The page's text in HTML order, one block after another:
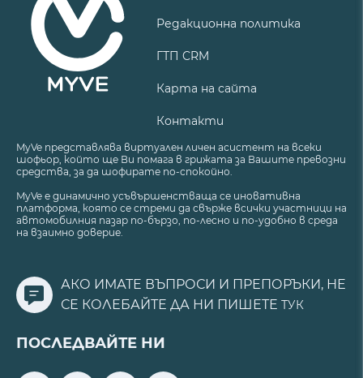
Редакционна политика
ГТП CRM
Карта на сайта
Контакти
MyVe представлява виртуален личен асистент на всеки
шофьор, който ще Ви помага в грижата за Вашите превозни
средства, за да шофирате по-спокойно.
MyVe е динамично усъвършенстваща се иновативна
платформа, която се стреми да свърже всички участници на
автомобилния пазар по-бързо, по-лесно и по-удобно в среда
на взаимно доверие.
АКО ИМАТЕ ВЪПРОСИ И ПРЕПОРЪКИ, НЕ
СЕ КОЛЕБАЙТЕ ДА НИ ПИШЕТЕ ТУК
ПОСЛЕДВАЙТЕ НИ